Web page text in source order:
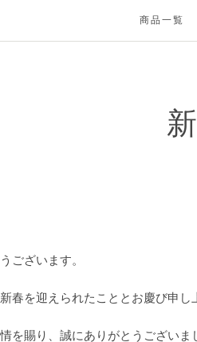
商品一覧
ございます。
春を迎えられたこととお慶び申し
を賜り、誠にありがとうございま